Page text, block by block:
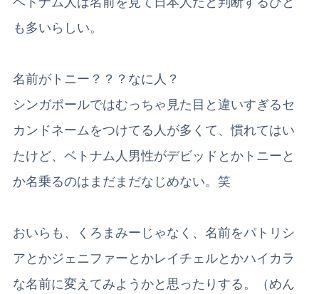
も多いらしい。
名前がトニー？？？なに人？
シンガポールではむっちゃ見た目と違いすぎるセ
カンドネームをつけてる人が多くて、慣れてはい
たけど、ベトナム人男性がデビッドとかトニーと
か名乗るのはまだまだなじめない。笑
おいらも、くろまみーじゃなく、名前をパトリシ
アとかジェニファーとかレイチェルとかハイカラ
な名前に変えてみようかと思ったりする。（めん